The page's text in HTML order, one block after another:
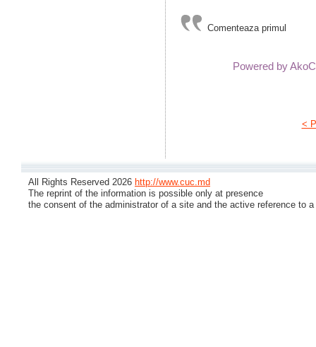
Comenteaza primul
Powered by
<
All Rights Reserved 2026 http://www.cuc.md
The reprint of the information is possible only at presence
the consent of the administrator of a site and the active reference to